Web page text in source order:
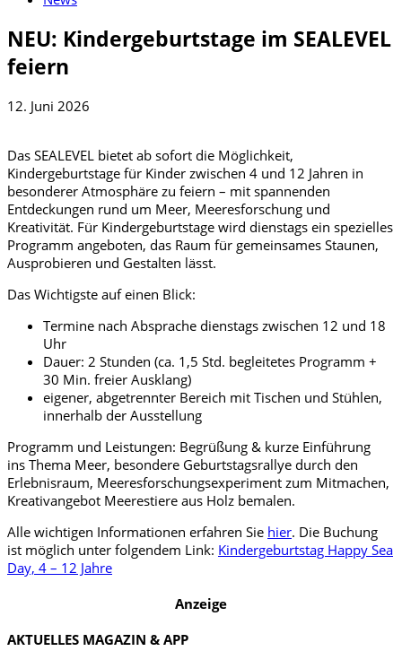
NEU: Kindergeburtstage im SEALEVEL
feiern
12. Juni 2026
Das SEALEVEL bietet ab sofort die Möglichkeit,
Kindergeburtstage für Kinder zwischen 4 und 12 Jahren in
besonderer Atmosphäre zu feiern – mit spannenden
Entdeckungen rund um Meer, Meeresforschung und
Kreativität. Für Kindergeburtstage wird dienstags ein spezielles
Programm angeboten, das Raum für gemeinsames Staunen,
Ausprobieren und Gestalten lässt.
Das Wichtigste auf einen Blick:
Termine nach Absprache dienstags zwischen 12 und 18
Uhr
Dauer: 2 Stunden (ca. 1,5 Std. begleitetes Programm +
30 Min. freier Ausklang)
eigener, abgetrennter Bereich mit Tischen und Stühlen,
innerhalb der Ausstellung
Programm und Leistungen: Begrüßung & kurze Einführung
ins Thema Meer, besondere Geburtstagsrallye durch den
Erlebnisraum, Meeresforschungsexperiment zum Mitmachen,
Kreativangebot Meerestiere aus Holz bemalen.
Alle wichtigen Informationen erfahren Sie hier. Die Buchung
ist möglich unter folgendem Link: Kindergeburtstag Happy Sea
Day, 4 – 12 Jahre
Anzeige
AKTUELLES MAGAZIN & APP